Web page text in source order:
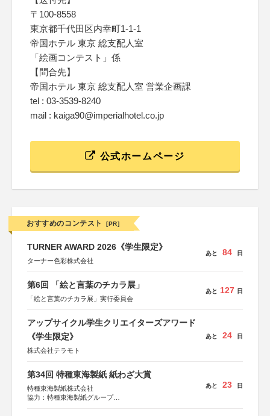
〒100-8558
東京都千代田区内幸町1-1-1
帝国ホテル 東京 総支配人室
「絵画コンテスト」係
【問合先】
帝国ホテル 東京 総支配人室 営業企画課
tel : 03-3539-8240
mail : kaiga90@imperialhotel.co.jp
公式ホームページ
おすすめのコンテスト [PR]
TURNER AWARD 2026《学生限定》
ターナー色彩株式会社
あと 84 日
第6回 「絵と言葉のチカラ展」
「絵と言葉のチカラ展」実行委員会
あと 127 日
アップサイクル学生クリエイターズアワード
《学生限定》
株式会社テラモト
あと 24 日
第34回 特種東海製紙 紙わざ大賞
特種東海製紙株式会社
協力：特種東海製紙グループ
あと 23 日